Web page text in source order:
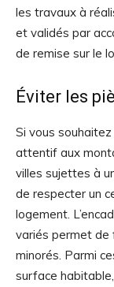
les travaux à
et validés par
de remise sur le
Éviter les
Si vous
attentif aux
villes sujettes à
de respecter un
logement.
variés permet de
minorés. Parmi
surface